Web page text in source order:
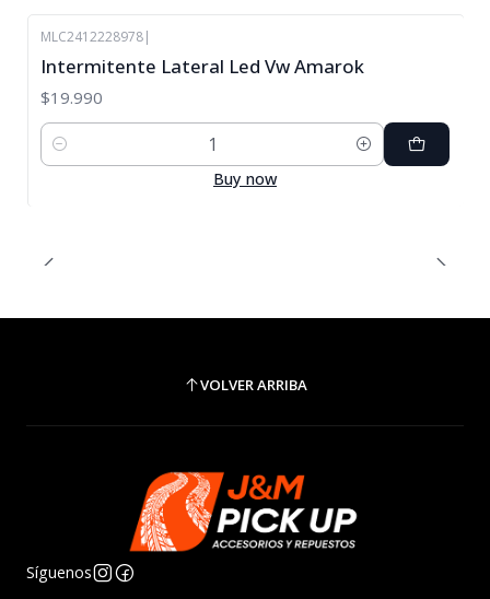
MLC2412228978|
Intermitente Lateral Led Vw Amarok
$19.990
Cantidad
Buy now
VOLVER ARRIBA
Síguenos